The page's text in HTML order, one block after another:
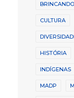
BRINCANDO
CULTURA
HISTÓRIA
INDÍGENAS
MADP